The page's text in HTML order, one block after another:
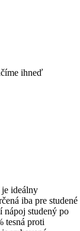
ihneď
ideálny
iba pre studené
nápoj studený po
tesná proti